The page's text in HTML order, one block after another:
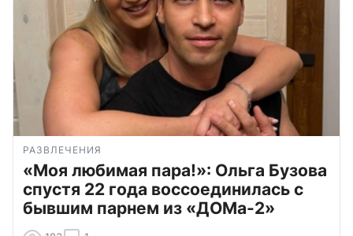
РАЗВЛЕЧЕНИЯ
«Моя любимая пара!»: Ольга Бузова
спустя 22 года воссоединилась с
бывшим парнем из «ДОМа-2»